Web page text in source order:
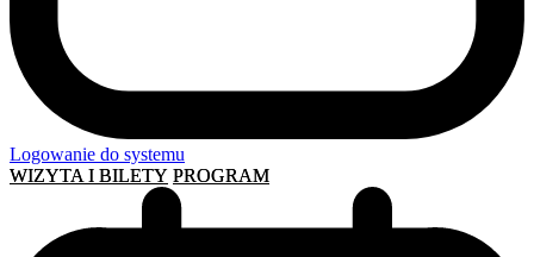
Logowanie do systemu
WIZYTA I BILETY PROGRAM